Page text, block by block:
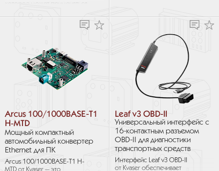
двумя системами CAN...
Arcus 100/1000BASE-T1
H‑MTD
Мощный компактный
автомобильный конвертер
Ethernet для ПК
Arcus 100/1000BASE-T1 H-
Leaf v3 OBD-II
Универсальный интерфейс с
16-контактным разъемом
OBD-II для диагностики
транспортных средств
Интерфейс Leaf v3 OBD-II
от Kvaser обеспечивает